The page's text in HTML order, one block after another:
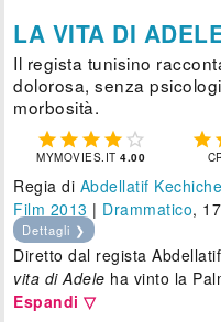
LA VITA DI
Il regista tunisino
dolorosa, senza
morbosità.
    
MYMOVIES.IT4.00

Regia di Abdellatif Kechiche
Film 2013 | Drammatico,
Dettagli ❯
Diretto dal regista
vita di Adele ha vinto la
Espandi ▽